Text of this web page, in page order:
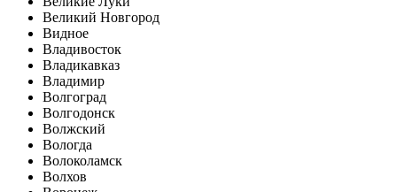
Великий Новгород
Видное
Владивосток
Владикавказ
Владимир
Волгоград
Волгодонск
Волжский
Вологда
Волоколамск
Волхов